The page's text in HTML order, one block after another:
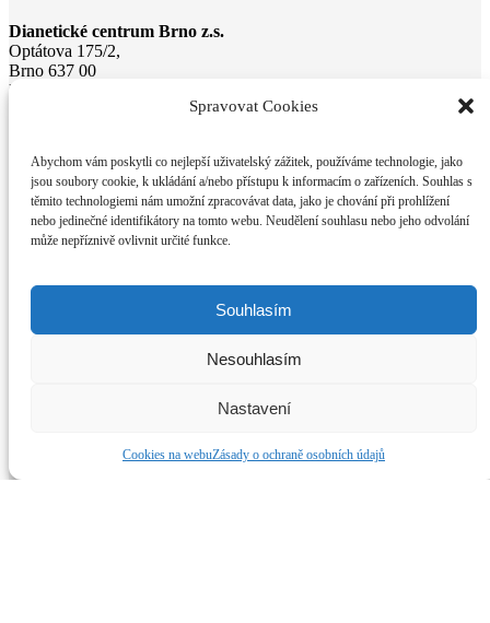
Spravovat Cookies
Abychom vám poskytli co nejlepší uživatelský zážitek, používáme technologie, jako
jsou soubory cookie, k ukládání a/nebo přístupu k informacím o zařízeních. Souhlas s
těmito technologiemi nám umožní zpracovávat data, jako je chování při prohlížení
nebo jedinečné identifikátory na tomto webu. Neudělení souhlasu nebo jeho odvolání
může nepříznivě ovlivnit určité funkce.
Souhlasím
Nesouhlasím
Nastavení
Cookies na webuZásady o ochraně osobních údajů
Dianetické centrum Brno z.s.
Optátova 175/2,
Brno 637 00
E-mail:
Mobil: +420 733 728 024, +420 604 272 634
Sledujte nás na soc. sítích
Dianetické Centrum BRNO
Klepnutím přijměte marketingové soubory cookie a povolte tento obsah